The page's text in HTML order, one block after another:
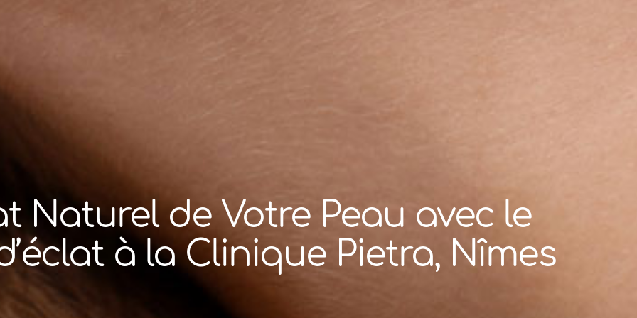
Naturel de Votre Peau avec le
à la Clinique Pietra, Nîmes